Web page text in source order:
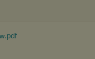
.pdf